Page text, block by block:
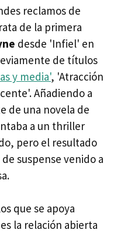
reclamos de
de la primera
desde 'Infiel' en
de títulos
y media', 'Atracción
Añadiendo a
de una novela de
a un thriller
pero el resultado
suspense venido a
que se apoya
la relación abierta